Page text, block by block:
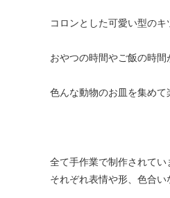
コロンとした可愛い型のキ
おやつの時間やご飯の時間
色んな動物のお皿を集め
全て手作業で制作されてい
それぞれ表情や形、色合い